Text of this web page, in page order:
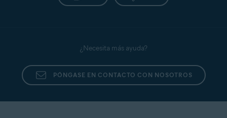
¿Necesita más ayuda?
PÓNGASE EN CONTACTO CON NOSOTROS